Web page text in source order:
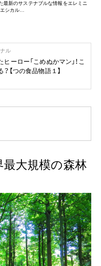
最新のサステナブルな情報をエレミニ
シカル…
ル
ーロー「こめぬかマン」！こ
【つの食品物語１】
大規模の森林